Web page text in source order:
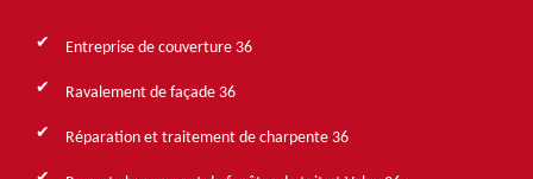
Entreprise de couverture 36
Ravalement de façade 36
Réparation et traitement de charpente 36